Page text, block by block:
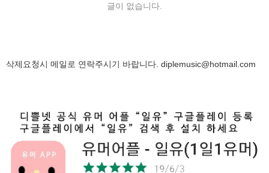
글이 없습니다.
삭제요청시 메일로 연락주시기 바랍니다. diplemusic@hotmail.com